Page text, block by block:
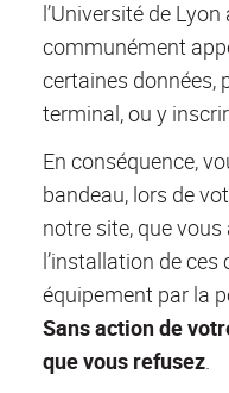
l’Université de
communément
certaines données,
terminal, ou y
En conséquence,
bandeau, lors de
notre site, que
l’installation de
équipement par la
Sans action de
que vous refusez.